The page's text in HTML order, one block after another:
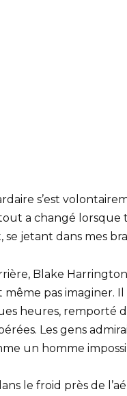
s’est
a changé lorsque
jetant dans mes
Blake
même pas imaginer.
heures, remporté
Les gens
un homme
le froid près de